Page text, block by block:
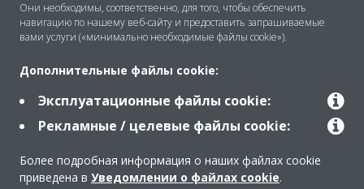
Решения
Помощь
Продукты
Они необходимы, соответственно, для того, чтобы обеспечить
навигацию по нашему веб-сайту и предоставить запрашиваемые
вами услуги («минимально необходимые файлы cookie»).
Дополнительные файлы cookie:
Эксплуатационные файлы cookie:
Рекламные / целевые файлы cookie:
Более подробная информация о наших файлах cookie
приведена в Уведомлении о файлах cookie.